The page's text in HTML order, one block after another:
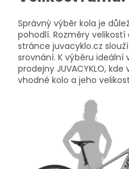
Správný výběr kola je
pohodlí. Rozměry
stránce juvacyklo.cz
srovnání. K výběru ideální
prodejny JUVACYKLO,
vhodné kolo a jeho